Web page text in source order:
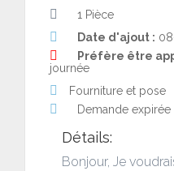
1 Pièce
Date d'ajout :
Préfère être
journée
Fourniture et pose
Demande expirée
Détails:
Bonjour, Je